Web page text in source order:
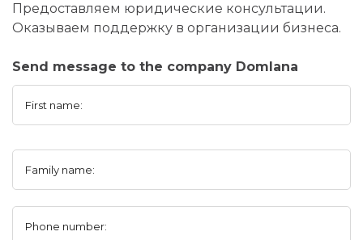
Предоставляем юридические консультации.
Оказываем поддержку в организации бизнеса.
Send message to the company Domlana
First name:
Family name:
Phone number: